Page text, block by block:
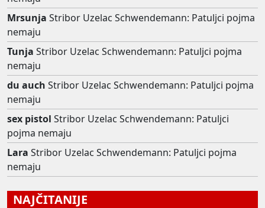
Mrsunja Stribor Uzelac Schwendemann: Patuljci pojma
nemaju
Tunja Stribor Uzelac Schwendemann: Patuljci pojma
nemaju
du auch Stribor Uzelac Schwendemann: Patuljci pojma
nemaju
sex pistol Stribor Uzelac Schwendemann: Patuljci
pojma nemaju
Lara Stribor Uzelac Schwendemann: Patuljci pojma
nemaju
NAJČITANIJE